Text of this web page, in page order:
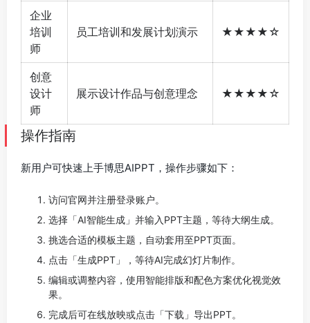
企业
培训
师
员工培训和发展计划演示 ★★★★☆
创意
设计
师
展示设计作品与创意理念 ★★★★☆
操作指南
新用户可快速上手博思AIPPT，操作步骤如下：
访问官网并注册登录账户。
选择「AI智能生成」并输入PPT主题，等待大纲生成。
挑选合适的模板主题，自动套用至PPT页面。
点击「生成PPT」，等待AI完成幻灯片制作。
编辑或调整内容，使用智能排版和配色方案优化视觉效
果。
完成后可在线放映或点击「下载」导出PPT。